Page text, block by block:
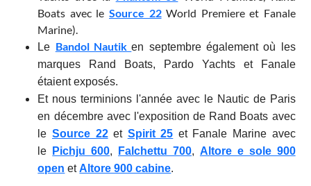
Boats avec le Source 22World Premiere et Fanale
Marine).
Le Bandol Nautik en septembre également où les
marques Rand Boats, Pardo Yachts et Fanale
étaient exposés.
Et nous terminions l'année avec leNautic de Paris
en décembre avec l'exposition de Rand Boats avec
le Source 22et Spirit 25 et Fanale Marine avec
le
Pichju 600, Falchettu 700, Altore e sole 900
open etAltore 900 cabine.